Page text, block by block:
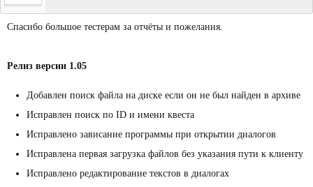
Спасибо большое тестерам за отчёты и пожелания.
Релиз версии 1.05
Добавлен поиск файла на диске если он не был найден в архиве
Исправлен поиск по ID и имени квеста
Исправлено зависание программы при открытии диалогов
Исправлена первая загрузка файлов без указания пути к клиенту
Исправлено редактирование текстов в диалогах